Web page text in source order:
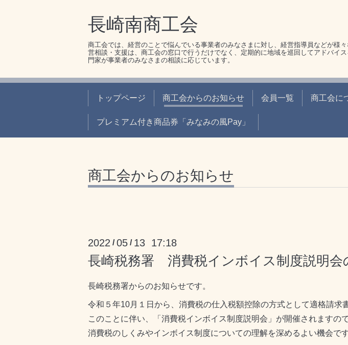
長崎南商工会
商工会では、経営のことで悩んでいる事業者のみなさまに対し、経営指導員などが様
営相談・支援は、商工会の窓口で行うだけでなく、定期的に地域を巡回してアドバイ
門家が事業者のみなさまの相談に応じています。
トップページ 商工会からのお知らせ 会員一覧 商工会に
プレミアム付き商品券「みなみの風Pay」
商工会からのお知らせ
2022 /05 / 13 17:18
長崎税務署 消費税インボイス制度説明会
長崎税務署からのお知らせです。
令和５年10月１日から、消費税の仕入税額控除の方式として適格請求
このことに伴い、「消費税インボイス制度説明会」が開催されますの
消費税のしくみやインボイス制度についての理解を深めるよい機会で